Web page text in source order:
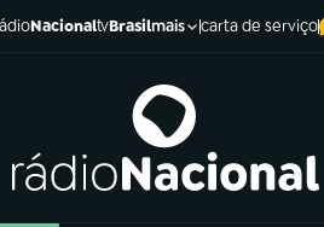
NacionaltvBrasilmais carta de serviço